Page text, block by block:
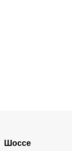
Шоссе